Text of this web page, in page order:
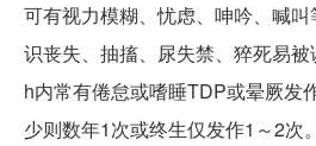
可有视力模糊、忧虑、呻吟、喊
识丧失、抽搐、尿失禁、猝死易
h内常有倦怠或嗜睡TDP或晕厥发
少则数年1次或终生仅发作1～2次